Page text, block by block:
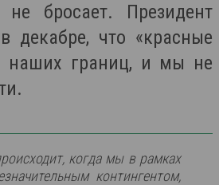
бросает. Президент
декабре, что «красные
наших границ, и мы не
когда мы в рамках
контингентом,